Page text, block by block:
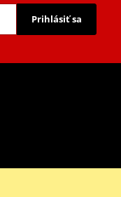
Prihlásiť sa